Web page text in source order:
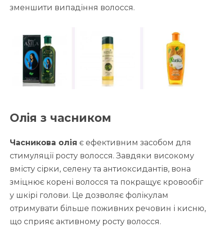
зменшити випадіння волосся.
Олія з часником
Часникова олія є ефективним засобом для
стимуляції росту волосся. Завдяки високому
вмісту сірки, селену та антиоксидантів, вона
зміцнює корені волосся та покращує кровообіг
у шкірі голови. Це дозволяє фолікулам
отримувати більше поживних речовин і кисню,
що сприяє активному росту волосся.